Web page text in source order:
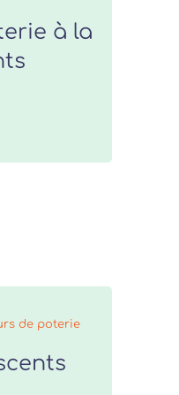
à la
de poterie